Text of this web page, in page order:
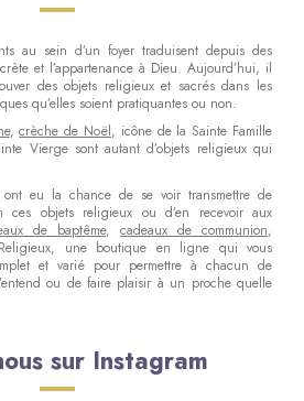
au sein d’un foyer traduisent depuis des
et l’appartenance à Dieu. Aujourd’hui, il
des objets religieux et sacrés dans les
qu’elles soient pratiquantes ou non.
,crèche de Noël, icône de la Sainte Famille
Vierge sont autant d’objets religieux qui
eu la chance de se voir transmettre de
ces objets religieux ou d’en recevoir aux
de baptême, cadeaux de communion,
une boutique en ligne qui vous
et varié pour permettre à chacun de
ou de faire plaisir à un proche quelle
sur Instagram